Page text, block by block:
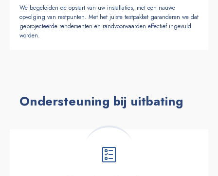
We begeleiden de opstart van uw installaties, met een nauwe
opvolging van restpunten. Met het juiste testpakket garanderen we dat
geprojecteerde rendementen en randvoorwaarden effectief ingevuld
worden.
Ondersteuning bij uitbating